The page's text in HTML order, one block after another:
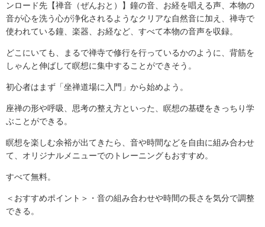
ンロード先【禅音（ぜんおと）】鐘の音、お経を唱える声、本物の
音が心を洗う心が浄化されるようなクリアな自然音に加え、禅寺で
使われている鐘、楽器、お経など、すべて本物の音声を収録。
どこにいても、まるで禅寺で修行を行っているかのように、背筋を
しゃんと伸ばして瞑想に集中することができそう。
初心者はまず「坐禅道場に入門」から始めよう。
座禅の形や呼吸、思考の整え方といった、瞑想の基礎をきっちり学
ぶことができる。
瞑想を楽しむ余裕が出てきたら、音や時間などを自由に組み合わせ
て、オリジナルメニューでのトレーニングもおすすめ。
すべて無料。
＜おすすめポイント＞・音の組み合わせや時間の長さを気分で調整
できる。